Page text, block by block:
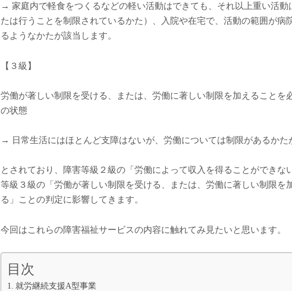
→ 家庭内で軽食をつくるなどの軽い活動はできても、それ以上重い活動
たは行うことを制限されているかた）、入院や在宅で、活動の範囲が病
るようなかたが該当します。
【３級】
労働が著しい制限を受ける、または、労働に著しい制限を加えることを
の状態
→ 日常生活にはほとんど支障はないが、労働については制限があるかた
とされており、障害等級２級の「労働によって収入を得ることができな
等級３級の「労働が著しい制限を受ける、または、労働に著しい制限を
る」ことの判定に影響してきます。
今回はこれらの障害福祉サービスの内容に触れてみ見たいと思います。
目次
就労継続支援A型事業